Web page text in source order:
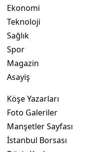
Ekonomi
Teknoloji
Sağlık
Spor
Magazin
Asayiş
Köşe Yazarları
Foto Galeriler
Manşetler Sayfası
İstanbul Borsası